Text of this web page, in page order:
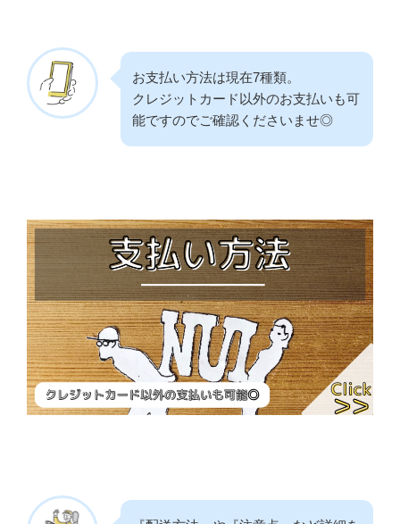
お支払い方法は現在7種類。
クレジットカード以外のお支払いも可
能ですのでご確認くださいませ◎